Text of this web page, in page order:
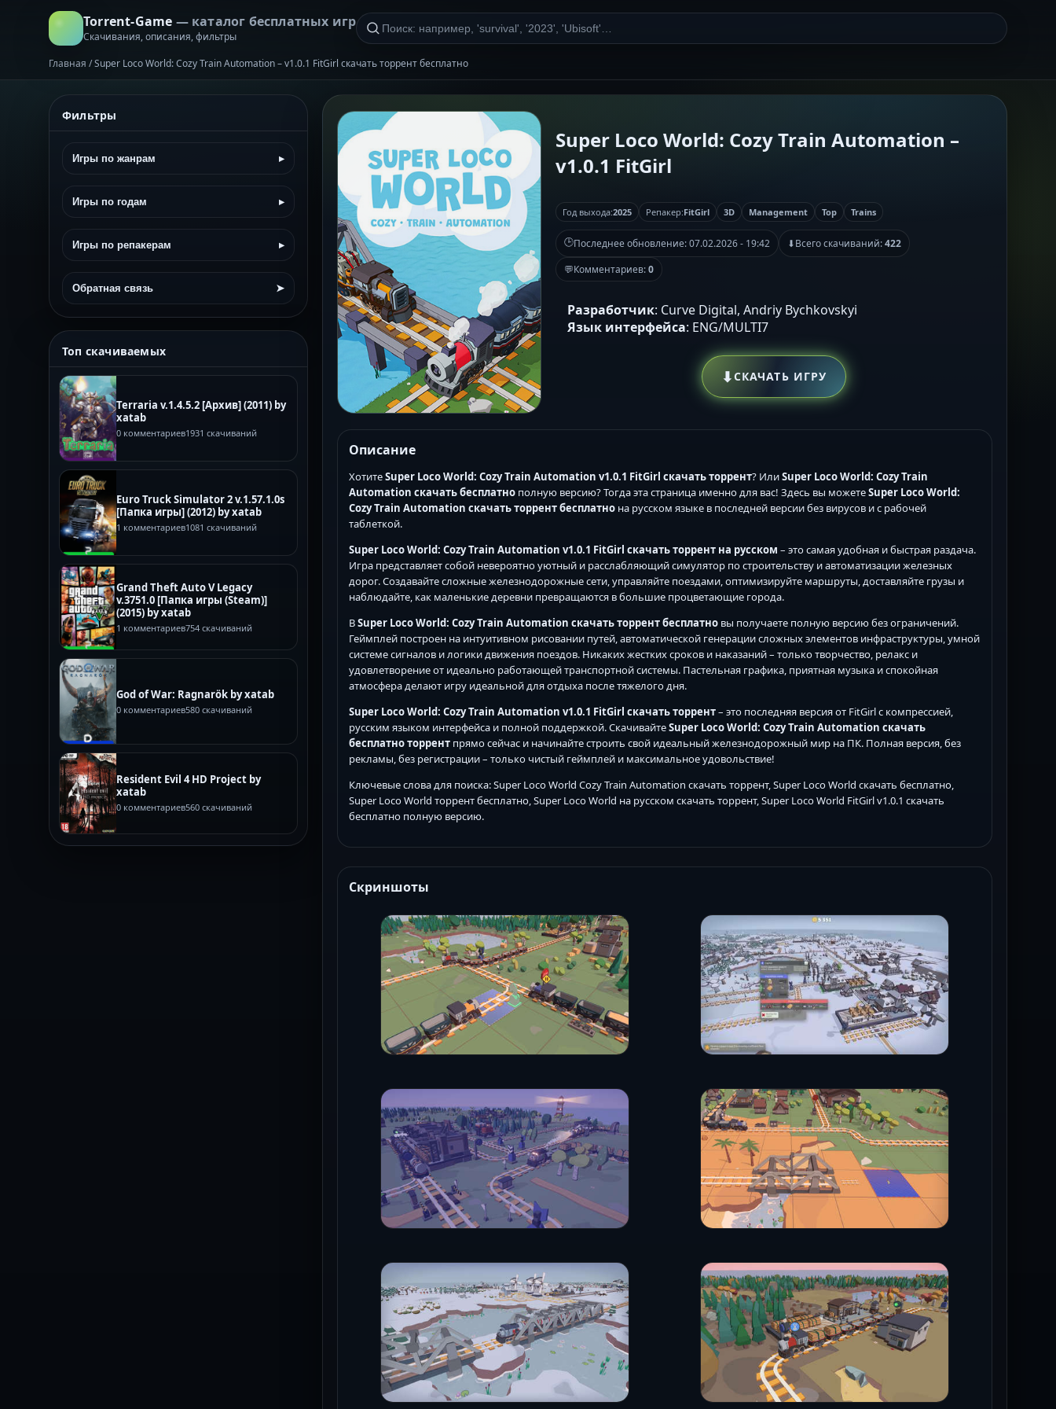
Torrent-Game — каталог бесплатных игр
Скачивания, описания, фильтры
Главная /Super Loco World: Cozy Train Automation – v1.0.1 FitGirl скачать торрент бесплатно
Фильтры
Игры по жанрам ▸
Игры по годам ▸
Игры по репакерам ▸
Обратная связь ➤
Топ скачиваемых
Terraria v.1.4.5.2 [Архив] (2011) by
xatab
0 комментариев1931 скачиваний
Euro Truck Simulator 2 v.1.57.1.0s
[Папка игры] (2012) by xatab
1 комментариев1081 скачиваний
Grand Theft Auto V Legacy
v.3751.0 [Папка игры (Steam)]
(2015) by xatab
1 комментариев754 скачиваний
God of War: Ragnarök by xatab
0 комментариев580 скачиваний
Resident Evil 4 HD Project by
xatab
0 комментариев560 скачиваний
Super Loco World: Cozy Train Automation –
v1.0.1 FitGirl
Год выхода:2025 Репакер:FitGirl 3D Management Top Trains
🕒Последнее обновление:07.02.2026 - 19:42 ⬇Всего скачиваний:422
💬Комментариев:0
Разработчик: Curve Digital, Andriy Bychkovskyi
Язык интерфейса: ENG/MULTI7
⬇СКАЧАТЬ ИГРУ
Описание
ХотитеSuper Loco World: Cozy Train Automation v1.0.1 FitGirl скачать торрент? ИлиSuper Loco World: Cozy Train
Automation скачать бесплатно полную версию? Тогда эта страница именно для вас! Здесь вы можетеSuper Loco World:
Cozy Train Automation скачать торрент бесплатно на русском языке в последней версии без вирусов и с рабочей
таблеткой.
Super Loco World: Cozy Train Automation v1.0.1 FitGirl скачать торрент на русском – это самая удобная и быстрая раздача.
Игра представляет собой невероятно уютный и расслабляющий симулятор по строительству и автоматизации железных
дорог. Создавайте сложные железнодорожные сети, управляйте поездами, оптимизируйте маршруты, доставляйте грузы и
наблюдайте, как маленькие деревни превращаются в большие процветающие города.
ВSuper Loco World: Cozy Train Automation скачать торрент бесплатно вы получаете полную версию без ограничений.
Геймплей построен на интуитивном рисовании путей, автоматической генерации сложных элементов инфраструктуры, умной
системе сигналов и логики движения поездов. Никаких жестких сроков и наказаний – только творчество, релакс и
удовлетворение от идеально работающей транспортной системы. Пастельная графика, приятная музыка и спокойная
атмосфера делают игру идеальной для отдыха после тяжелого дня.
Super Loco World: Cozy Train Automation v1.0.1 FitGirl скачать торрент– это последняя версия от FitGirl с компрессией,
русским языком интерфейса и полной поддержкой. СкачивайтеSuper Loco World: Cozy Train Automation скачать
бесплатно торрент прямо сейчас и начинайте строить свой идеальный железнодорожный мир на ПК. Полная версия, без
рекламы, без регистрации – только чистый геймплей и максимальное удовольствие!
Ключевые слова для поиска: Super Loco World Cozy Train Automation скачать торрент, Super Loco World скачать бесплатно,
Super Loco World торрент бесплатно, Super Loco World на русском скачать торрент, Super Loco World FitGirl v1.0.1 скачать
бесплатно полную версию.
Скриншоты